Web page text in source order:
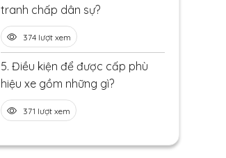
tranh chấp dân sự?
374 lượt xem
5. Điều kiện để được cấp phù
hiệu xe gồm những gì?
371 lượt xem